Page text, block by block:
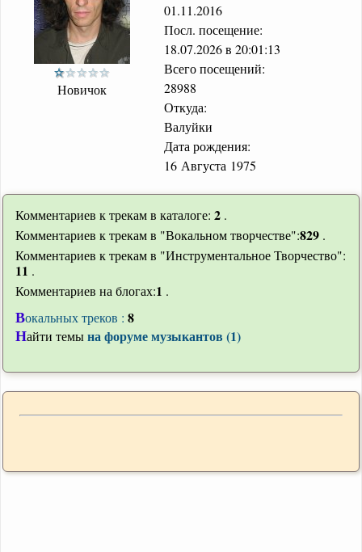
Новичок
01.11.2016
Посл. посещение:
18.07.2026 в 20:01:13
Всего посещений:
28988
Откуда:
Валуйки
Дата рождения:
16 Августа 1975
Комментариев к трекам в каталоге: 2 .
Комментариев к трекам в "Вокальном творчестве":829 .
Комментариев к трекам в "Инструментальное Творчество":
11 .
Комментариев на блогах:1 .
Вокальных треков : 8
Найти темына форуме музыкантов (1)